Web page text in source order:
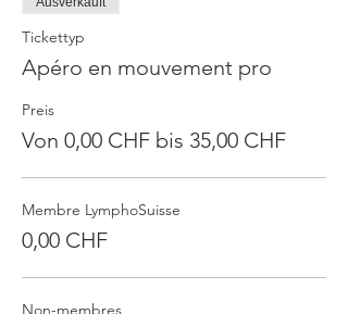
Tickettyp
Apéro en mouvement pro
Preis
Von 0,00 CHF bis 35,00 CHF
Membre LymphoSuisse
0,00 CHF
Non-membres